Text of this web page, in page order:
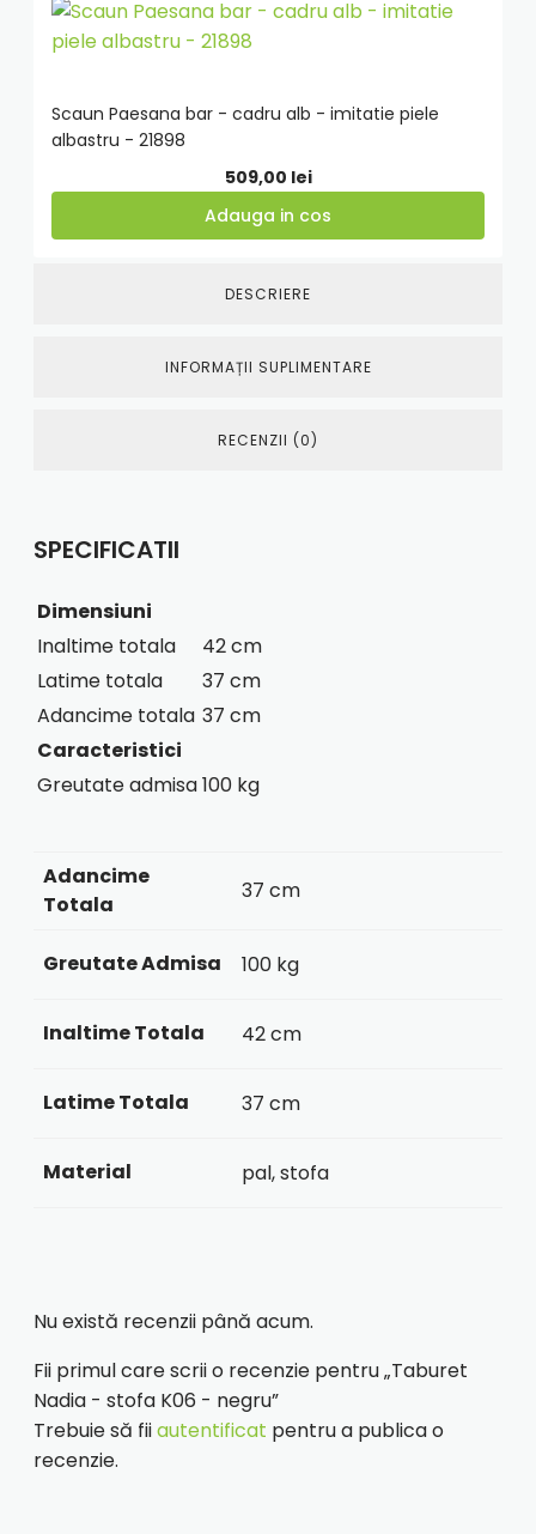
Scaun Paesana bar - cadru alb - imitatie piele
albastru - 21898
509,00 lei
Adauga in cos
Adauga
DESCRIERE
INFORMAȚII SUPLIMENTARE
RECENZII (0)
SPECIFICATII
Dimensiuni
Inaltime totala
42 cm
Latime totala
37 cm
Adancime totala 37 cm
Caracteristici
Greutate admisa100 kg
Adancime
Totala
37 cm
Greutate Admisa 100 kg
Inaltime Totala 42 cm
Latime Totala 37 cm
Material pal, stofa
Nu există recenzii până acum.
Fii primul care scrii o recenzie pentru „Taburet
Nadia - stofa K06 - negru”
Trebuie să fiiautentificat pentru a publica o
recenzie.